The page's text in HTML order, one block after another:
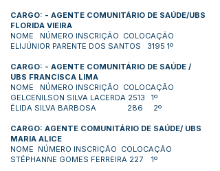
CARGO: - AGENTE COMUNITÁRIO DE SAÚDE/UBS
FLORIDA VIEIRA
NOME NÚMERO INSCRIÇÃO COLOCAÇÃO
ELIJÚNIOR PARENTE DOS SANTOS 3195 1º
CARGO: - AGENTE COMUNITÁRIO DE SAÚDE /
UBS FRANCISCA LIMA
NOME NÚMERO INSCRIÇÃO COLOCAÇÃO
GELCENILSON SILVA LACERDA 2513 1º
ÉLIDA SILVA BARBOSA 286 2º
CARGO: AGENTE COMUNITÁRIO DE SAÚDE/ UBS
MARIA ALICE
NOME NÚMERO INSCRIÇÃO COLOCAÇÃO
STÉPHANNE GOMES FERREIRA 227 1º